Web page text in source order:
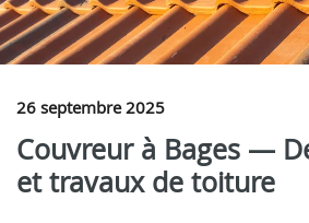
26 septembre 2025
Couvreur à Bages —
et travaux de toiture